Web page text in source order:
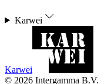
Karwei
Karwei
© 2026 Intergamma B.V.